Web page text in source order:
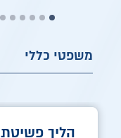
משפטי כללי
הליך פשיטת